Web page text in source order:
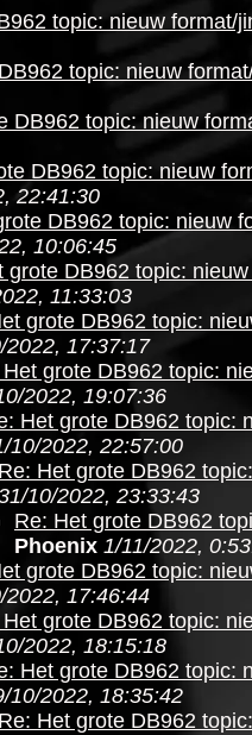
topic: nieuw format/
topic: nieuw
DB962 topic: nieuw
DB962 topic: nieuw
22:41:30
DB962 topic: nieuw
10:06:45
grote DB962 topic:
11:33:03
grote DB962 topic:
2022, 17:37:17
Het grote DB962 topic:
2022, 19:07:36
Het grote DB962 topic:
10/2022, 22:57:00
Re: Het grote DB962
10/2022, 23:33:43
Re: Het grote DB962
Phoenix 1/11/2022,
grote DB962 topic:
2022, 17:46:44
Het grote DB962 topic:
2022, 18:15:18
Het grote DB962 topic:
10/2022, 18:35:42
Re: Het grote DB962